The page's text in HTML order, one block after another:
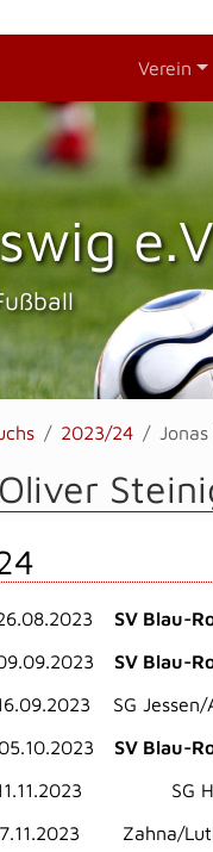
Verein
2023/24
SV Blau-
SV Blau-
SG
SV Blau-
SG
Zahna/